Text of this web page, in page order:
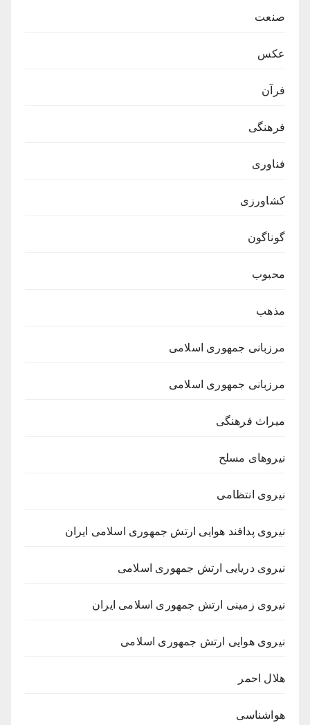
صنعت
عکس
فرآن
فرهنگی
فناوری
کشاورزی
گوناگون
محبوب
مذهب
مرزبانی جمهوری اسلامی
مرزبانی جمهوری اسلامی
میراث فرهنگی
نیروهای مسلح
نیروی انتظامی
نیروی پدافند هوایی ارتش جمهوری اسلامی ایران
نیروی دریایی ارتش جمهوری اسلامی
نیروی زمینی ارتش جمهوری اسلامی ایران
نیروی هوایی ارتش جمهوری اسلامی
هلال احمر
هواشناسی